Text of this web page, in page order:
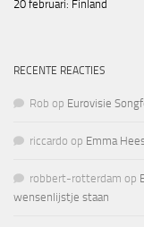
20 februari: Finland
RECENTE REACTIES
Rob op Eurovisie
riccardo op Emma
robbert-rotterdam op
wensenlijstje staan